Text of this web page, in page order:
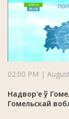
02:00 PM |
Надвор'е ў
Гомельскай